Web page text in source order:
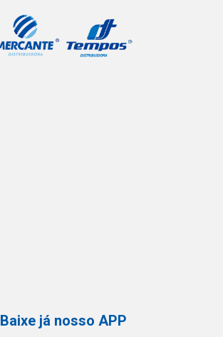
Baixe já nosso APP